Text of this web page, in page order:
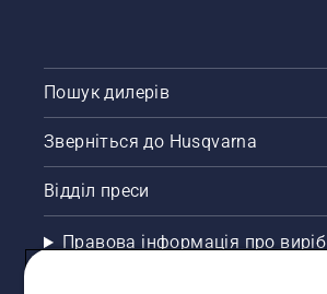
Пошук дилерів
Зверніться до Husqvarna
Відділ преси
Правова інформація про виріб